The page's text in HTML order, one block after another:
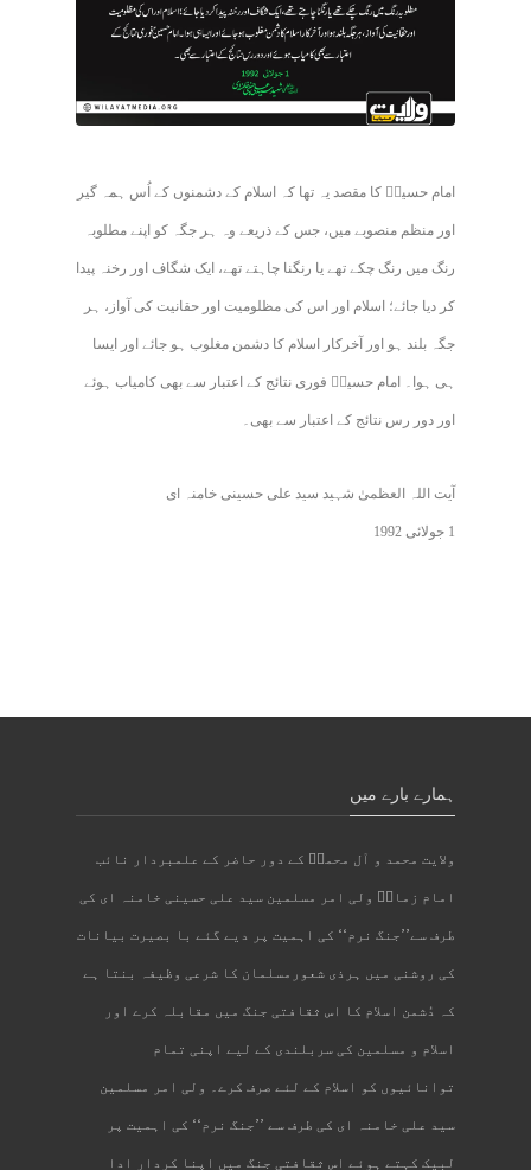
امام حسینؑ کا مقصد یہ تھا کہ اسلام کے دشمنوں کے اُس ہمہ گیر
اور منظم منصوبے میں، جس کے ذریعے وہ ہر جگہ کو اپنے مطلوبہ
رنگ میں رنگ چکے تھے یا رنگنا چاہتے تھے، ایک شگاف اور رخنہ پیدا
کر دیا جائے؛ اسلام اور اس کی مظلومیت اور حقانیت کی آواز، ہر
جگہ بلند ہو اور آخرکار اسلام کا دشمن مغلوب ہو جائے اور ایسا
ہی ہوا۔ امام حسینؑ فوری نتائج کے اعتبار سے بھی کامیاب ہوئے
اور دور رس نتائج کے اعتبار سے بھی۔
آیت اللہ العظمیٰ شہید سید علی حسینی خامنہ ای
1 جولائی 1992
ہمارے بارے میں
ولایت محمد و آل محمدؐ کے دور حاضر کے علمبردار نائب
امام زمانؑ ولی امر مسلمین سید علی حسینی خامنہ ای کی
طرف سے’’جنگ نرم‘‘ کی اہمیت پر دیے گئے با بصیرت بیانات
کی روشنی میں ہرذی شعورمسلمان کا شرعی وظیفہ بنتا ہے
کہ دُشمن اسلام کا اس ثقافتی جنگ میں مقابلہ کرے اور
اسلام و مسلمین کی سربلندی کے لیے اپنی تمام
توانائیوں کو اسلام کے لئے صرف کرے۔ ولی امر مسلمین
سید علی خامنہ ای کی طرف سے ’’جنگ نرم‘‘ کی اہمیت پر
لبیک کہتے ہوئے اس ثقافتی جنگ میں اپنا کردار ادا